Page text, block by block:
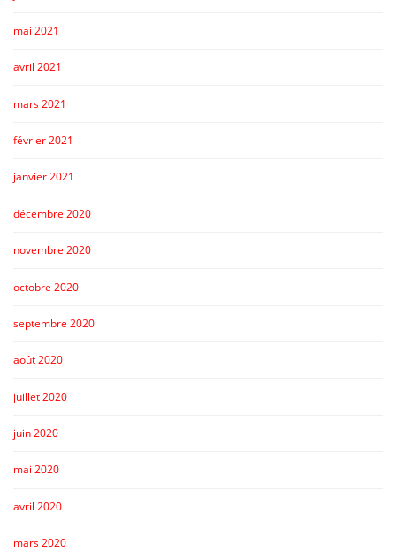
mai 2021
avril 2021
mars 2021
février 2021
janvier 2021
décembre 2020
novembre 2020
octobre 2020
septembre 2020
août 2020
juillet 2020
juin 2020
mai 2020
avril 2020
mars 2020